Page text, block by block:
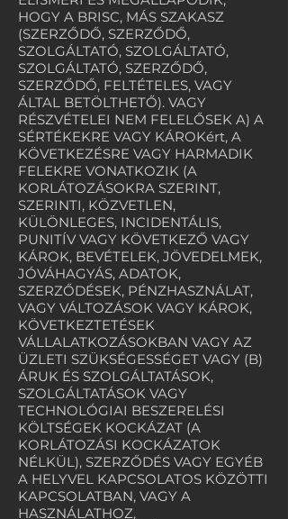
HOGY A BRISC, MÁS SZAKASZ
(SZERZŐDŐ, SZERZŐDŐ,
SZOLGÁLTATÓ, SZOLGÁLTATÓ,
SZOLGÁLTATÓ, SZERZŐDŐ,
SZERZŐDŐ, FELTÉTELES, VAGY
ÁLTAL BETÖLTHETŐ). VAGY
RÉSZVÉTELEI NEM FELELŐSEK A) A
SÉRTÉKEKRE VAGY KÁROKért, A
KÖVETKEZÉSRE VAGY HARMADIK
FELEKRE VONATKOZIK (A
KORLÁTOZÁSOKRA SZERINT,
SZERINTI, KÖZVETLEN,
KÜLÖNLEGES, INCIDENTÁLIS,
PUNITÍV VAGY KÖVETKEZŐ VAGY
KÁROK, BEVÉTELEK, JÖVEDELMEK,
JÓVÁHAGYÁS, ADATOK,
SZERZŐDÉSEK, PÉNZHASZNÁLAT,
VAGY VÁLTOZÁSOK VAGY KÁROK,
KÖVETKEZTETÉSEK
VÁLLALATKOZÁSOKBAN VAGY AZ
ÜZLETI SZÜKSÉGESSÉGET VAGY (B)
ÁRUK ÉS SZOLGÁLTATÁSOK,
SZOLGÁLTATÁSOK VAGY
TECHNOLÓGIAI BESZERELÉSI
KÖLTSÉGEK KOCKÁZAT (A
KORLÁTOZÁSI KOCKÁZATOK
NÉLKÜL), SZERZŐDÉS VAGY EGYÉB
A HELYVEL KAPCSOLATOS KÖZÖTTI
KAPCSOLATBAN, VAGY A
HASZNÁLATHOZ,